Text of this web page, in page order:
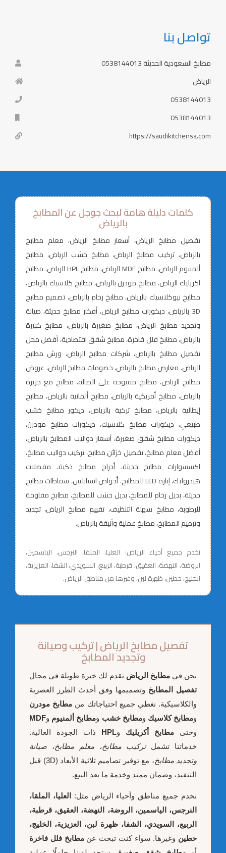
تواصل بنا
مطابخ السعودية الحديثة 0538144013
الرياض
0538144013
0538144013
https://saudikitchensa.com
كلمات دليلة هامة لبحث جوجل عن المطابخ
بالرياض
تفصيل مطابخ الرياض، أسعار مطابخ الرياض، معلم مطابخ
بالرياض، تركيب مطابخ الرياض، مطابخ خشب الرياض، مطابخ
ألمنيوم الرياض، مطابخ MDF الرياض، مطابخ HPL الرياض، مطابخ
اكريليك الرياض، مطابخ مودرن بالرياض، مطابخ كلاسيك بالرياض،
مطابخ نيوكلاسيك بالرياض، مطابخ رخام بالرياض، تصميم مطابخ
3D بالرياض، ديكورات مطابخ الرياض، أفكار مطابخ حديثة، صيانة
وتجديد مطابخ الرياض، مطابخ صغيرة بالرياض، مطابخ كبيرة
بالرياض، مطابخ فلل فاخرة، مطابخ شقق اقتصادية، أفضل محل
تفصيل مطابخ بالرياض، شركات مطابخ الرياض، ورش مطابخ
الرياض، معارض مطابخ بالرياض، خصومات مطابخ الرياض، عروض
مطابخ الرياض، مطابخ مفتوحة على الصالة، مطابخ مع جزيرة
بالرياض، مطابخ أمريكية بالرياض، مطابخ ألمانية بالرياض، مطابخ
إيطالية بالرياض، مطابخ تركية بالرياض، ديكور مطابخ خشب
طبيعي، ديكورات مطابخ كلاسيك، ديكورات مطابخ مودرن،
ديكورات مطابخ شقق صغيرة، أسعار دواليب المطابخ بالرياض،
أفضل معلم مطابخ، تفصيل خزائن مطابخ، تركيب دواليب مطابخ،
اكسسوارات مطابخ حديثة، أدراج مطابخ ذكية، مفصلات
هيدروليك، إنارة LED للمطابخ، أحواض استانلس، شفاطات مطابخ
حديثة، بديل رخام للمطابخ، بديل خشب للمطابخ، مطابخ مقاومة
للرطوبة، مطابخ سهلة التنظيف، تقييم مطابخ الرياض، تجديد
وترميم المطابخ، مطابخ عملية وأنيقة بالرياض.
نخدم جميع أحياء الرياض: العليا، الملقا، النرجس، الياسمين،
الروضة، النهضة، العقيق، قرطبة، الربيع، السويدي، الشفا، العزيزية،
الخليج، حطين، ظهرة لبن، وغيرها من مناطق الرياض.
تفصيل مطابخ الرياض | تركيب وصيانة
وتجديد المطابخ
نحن في مطابخ الرياض نقدم لك خبرة طويلة في مجال
تفصيل المطابخ وتصميمها وفق أحدث الطرز العصرية
والكلاسيكية. نغطي جميع احتياجاتك من مطابخ مودرن
ومطابخ كلاسيك ومطابخ خشب ومطابخ ألمنيوم وMDF
وحتى مطابخ أكريليك وHPL
ذات الجودة العالية.
خدماتنا تشملتركيب مطابخ، معلم مطابخ، صيانة
وتجديد مطابخ
، مع توفير تصاميم ثلاثية الأبعاد (3D) قبل
التنفيذ، وضمان ممتد وخدمة ما بعد البيع.
نخدم جميع مناطق وأحياء الرياض مثل:
العليا، الملقا،
النرجس، الياسمين، الروضة، النهضة، العقيق، قرطبة،
الربيع، السويدي، الشفا، ظهرة لبن، العزيزية، الخليج،
حطين وغيرها. سواء كنت تبحث عنمطابخ فلل فاخرة